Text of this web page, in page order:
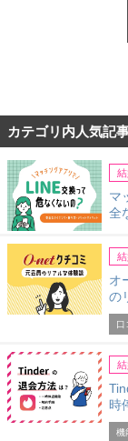
カテゴリ内人気記
マ
全
オ
の
口
時
機